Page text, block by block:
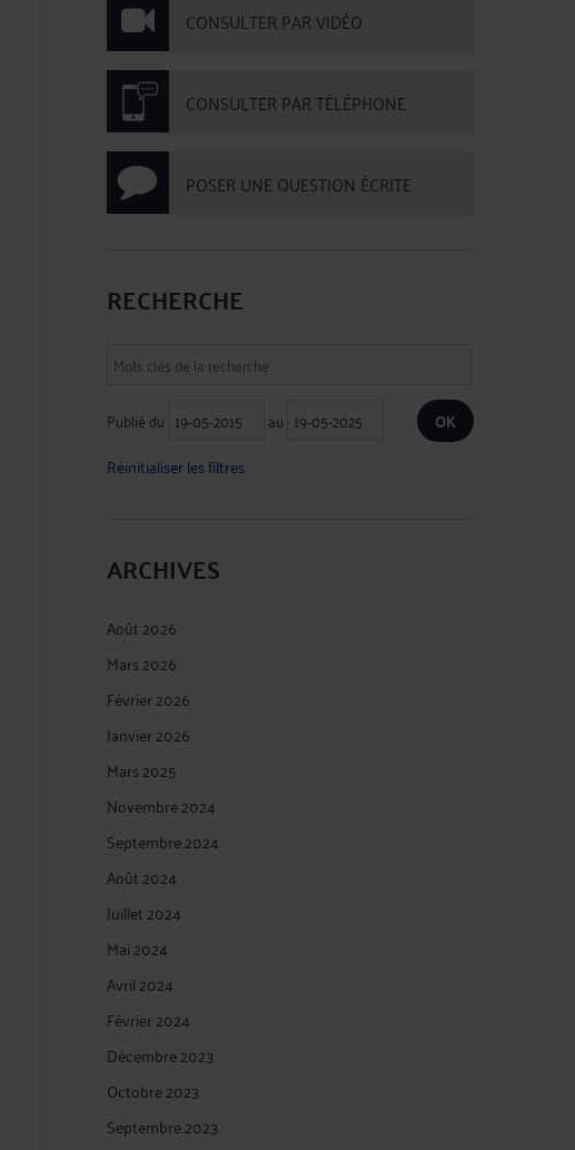
CONSULTER PAR VIDÉO
CONSULTER PAR TÉLÉPHONE
POSER UNE QUESTION ÉCRITE
RECHERCHE
Publié du
au
Réinitialiser les filtres
ARCHIVES
Août 2026
Mars 2026
Février 2026
Janvier 2026
Mars 2025
Novembre 2024
Septembre 2024
Août 2024
Juillet 2024
Mai 2024
Avril 2024
Février 2024
Décembre 2023
Octobre 2023
Septembre 2023